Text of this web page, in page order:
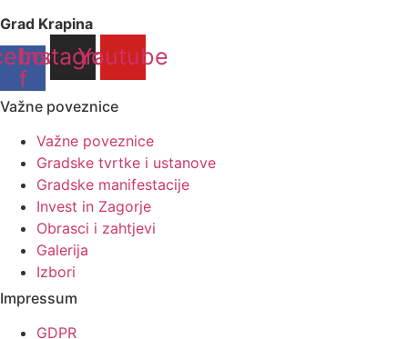
Grad Krapina
f
Instagram
Youtube
Važne poveznice
Važne poveznice
Gradske tvrtke i ustanove
Gradske manifestacije
Invest in Zagorje
Obrasci i zahtjevi
Galerija
Izbori
Impressum
GDPR